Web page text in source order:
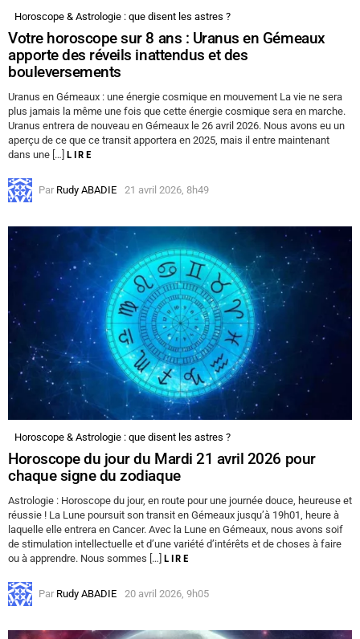
Horoscope & Astrologie : que disent les astres ?
Votre horoscope sur 8 ans : Uranus en Gémeaux
apporte des réveils inattendus et des
bouleversements
Uranus en Gémeaux : une énergie cosmique en mouvement La vie ne sera
plus jamais la même une fois que cette énergie cosmique sera en marche.
Uranus entrera de nouveau en Gémeaux le 26 avril 2026. Nous avons eu un
aperçu de ce que ce transit apportera en 2025, mais il entre maintenant
dans une […] LIRE
Par Rudy ABADIE 21 avril 2026, 8h49
Horoscope & Astrologie : que disent les astres ?
Horoscope du jour du Mardi 21 avril 2026 pour
chaque signe du zodiaque
Astrologie : Horoscope du jour, en route pour une journée douce, heureuse et
réussie ! La Lune poursuit son transit en Gémeaux jusqu’à 19h01, heure à
laquelle elle entrera en Cancer. Avec la Lune en Gémeaux, nous avons soif
de stimulation intellectuelle et d’une variété d’intérêts et de choses à faire
ou à apprendre. Nous sommes […] LIRE
Par Rudy ABADIE 20 avril 2026, 9h05